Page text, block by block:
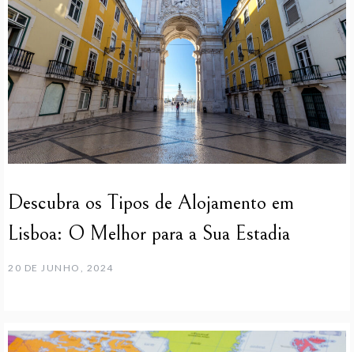
Descubra os Tipos de Alojamento em
Lisboa: O Melhor para a Sua Estadia
20 DE JUNHO, 2024